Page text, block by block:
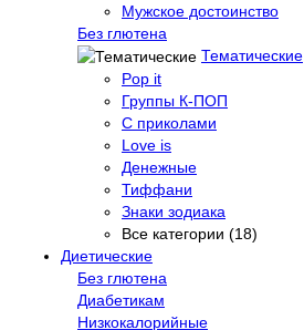
Мужское достоинство
Без глютена
Тематические
Pop it
Группы К-ПОП
С приколами
Love is
Денежные
Тиффани
Знаки зодиака
Все категории (18)
Диетические
Без глютена
Диабетикам
Низкокалорийные